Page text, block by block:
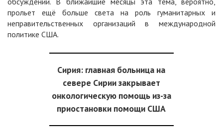
прольет ещё больше света на роль гуманитарных и
неправительственных организаций в международной
политике США.
Сирия: главная больница на
севере Сирии закрывает
онкологическую помощь из-за
приостановки помощи США